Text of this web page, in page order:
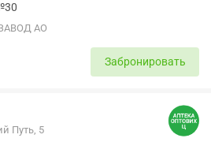
АО
Забронировать
Путь, 5